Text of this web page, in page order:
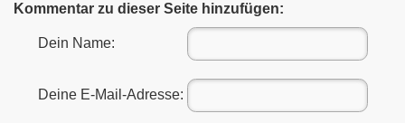
Kommentar zu dieser Seite hinzufügen:
Dein Name:
Deine E-Mail-Adresse: